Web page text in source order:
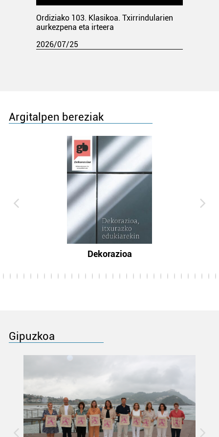
Ordiziako 103. Klasikoa. Txirrindularien
aurkezpena eta irteera
2026/07/25
Argitalpen bereziak
Dekorazioa
Gipuzkoa